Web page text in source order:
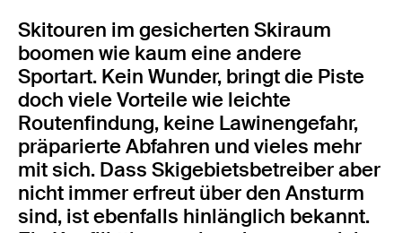
Skitouren im gesicherten Skiraum
boomen wie kaum eine andere
Sportart. Kein Wunder, bringt die Piste
doch viele Vorteile wie leichte
Routenfindung, keine Lawinengefahr,
präparierte Abfahren und vieles mehr
mit sich. Dass Skigebietsbetreiber aber
nicht immer erfreut über den Ansturm
sind, ist ebenfalls hinlänglich bekannt.